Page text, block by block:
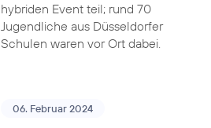
hybriden Event teil; rund 70
Jugendliche aus Düsseldorfer
Schulen waren vor Ort dabei.
06. Februar 2024